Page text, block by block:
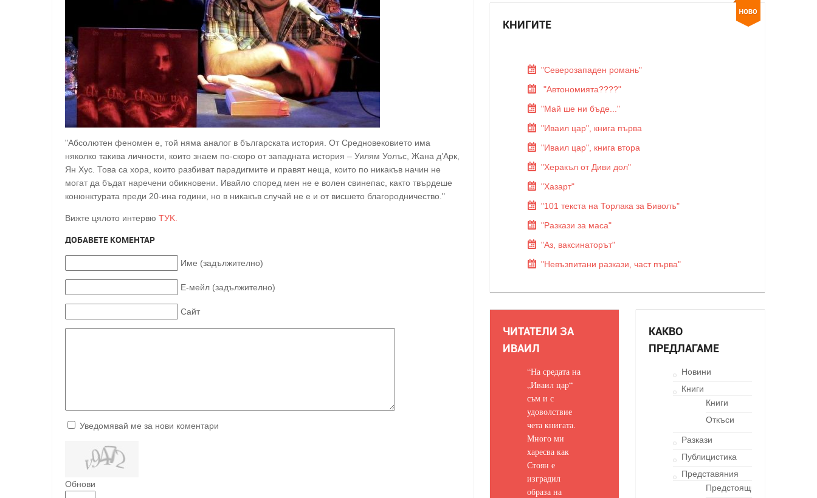
"Абсолютен феномен е, той няма аналог в българската история. От Средновековието има
няколко такива личности, които знаем по-скоро от западната история – Уилям Уолъс, Жана д’Арк,
Ян Хус. Това са хора, които разбиват парадигмите и правят неща, които по никакъв начин не
могат да бъдат наречени обикновени. Ивайло според мен не е волен свинепас, както твърдеше
конюнктурата преди 20-ина години, но в никакъв случай не е и от висшето благородничество."
Вижте цялото интервю ТУK.
ДОБАВЕТЕ КОМЕНТАР
Име (задължително)
Е-мейл (задължително)
Сайт
Уведомявай ме за нови коментари
Обнови
КНИГИТЕ
"Северозападен романь"
"Автономията????"
"Май ше ни бъде..."
"Иваил цар", книга първа
"Иваил цар", книга втора
"Херакъл от Диви дол"
"Хазарт"
"101 текста на Торлака за Биволъ"
"Разкази за маса"
"Аз, ваксинаторът"
"Невъзпитани разкази, част първа"
ЧИТАТЕЛИ ЗА
ИВАИЛ
“На средата на
„Иваил цар“
съм и с
удоволствие
чета книгата.
Много ми
харесва как
Стоян е
изградил
образа на
КАКВО
ПРЕДЛАГАМЕ
Новини
Книги
Книги
Откъси
Разкази
Публицистика
Представяния
Предстоящи